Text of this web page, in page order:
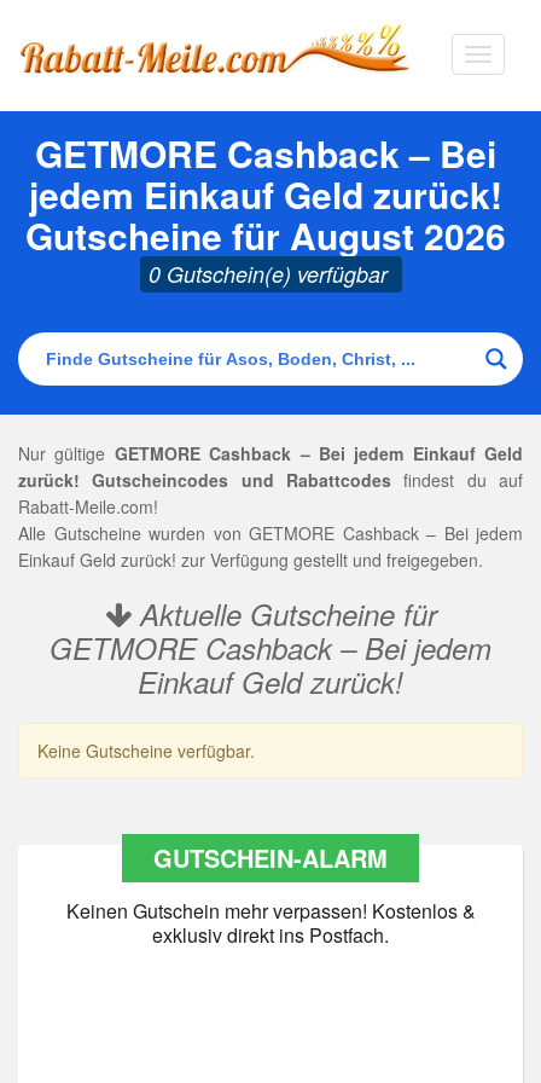
GETMORE Cashback – Bei
jedem Einkauf Geld zurück!
Gutscheine für August 2026
0 Gutschein(e) verfügbar
Nur gültige GETMORE Cashback – Bei jedem Einkauf Geld
zurück! Gutscheincodes und Rabattcodes findest du auf
Rabatt-Meile.com!
Alle Gutscheine wurden von GETMORE Cashback – Bei jedem
Einkauf Geld zurück! zur Verfügung gestellt und freigegeben.
Aktuelle Gutscheine für
GETMORE Cashback – Bei jedem
Einkauf Geld zurück!
Keine Gutscheine verfügbar.
GUTSCHEIN-ALARM
Keinen Gutschein mehr verpassen! Kostenlos &
exklusiv direkt ins Postfach.